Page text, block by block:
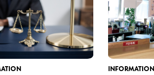
INFORMATION